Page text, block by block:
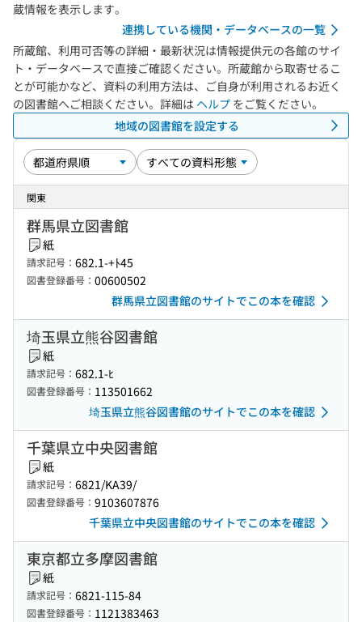
蔵情報を表示します。
連携している機関・データベースの一覧
所蔵館、利用可否等の詳細・最新状況は情報提供元の各館のサイ
ト・データベースで直接ご確認ください。所蔵館から取寄せるこ
とが可能かなど、資料の利用方法は、ご自身が利用されるお近く
の図書館へご相談ください。詳細は ヘルプ をご覧ください。
地域の図書館を設定する
関東
群馬県立図書館
紙
請求記号： 682.1-+ﾄ45
図書登録番号： 00600502
群馬県立図書館のサイトでこの本を確認
埼玉県立熊谷図書館
紙
請求記号： 682.1-ﾋ
図書登録番号： 113501662
埼玉県立熊谷図書館のサイトでこの本を確認
千葉県立中央図書館
紙
請求記号： 6821/KA39/
図書登録番号： 9103607876
千葉県立中央図書館のサイトでこの本を確認
東京都立多摩図書館
紙
請求記号： 6821-115-84
図書登録番号： 1121383463